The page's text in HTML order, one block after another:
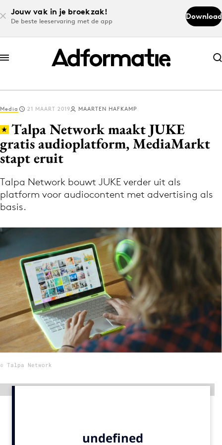
Jouw vak in je broekzak!
De beste leeservaring met de app
Download
Abonneer nu
Abonneer nu
Log in
Download de app
Volg het laatste nieuws via de Adformatie
Nieuws app
Menu
Home
9 sept: GenAI-training
12 nov: MarketingLive!
Adverteren
Events
Vacatures
Academy
Media 21 MAART 2019 MAARTEN HAFKAMP
Talpa Network maakt JUKE
gratis audioplatform, MediaMarkt
stapt eruit
Talpa Network bouwt JUKE verder uit als
platform voor audiocontent met advertising als
basis.
© Talpa Network